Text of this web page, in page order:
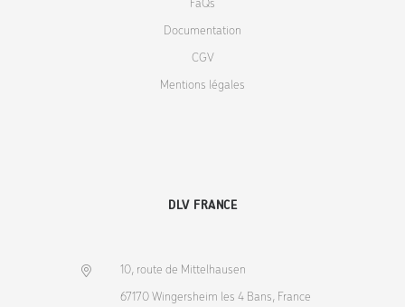
FaQs
Documentation
CGV
Mentions légales
DLV FRANCE
10, route de Mittelhausen
67170 Wingersheim les 4 Bans, France